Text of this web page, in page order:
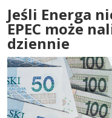
Jeśli Energa
EPEC może
dziennie